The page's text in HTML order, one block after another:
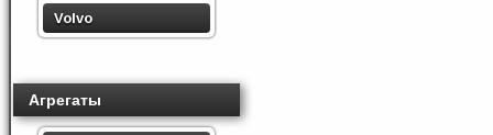
Volvo
Агрегаты